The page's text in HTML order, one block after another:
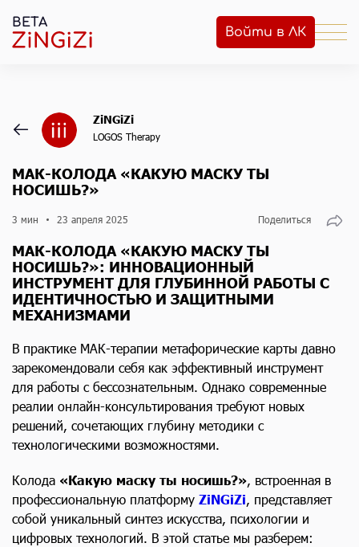
BETA
Войти в ЛК
ZiNGiZi
LOGOS Therapy
МАК-КОЛОДА «КАКУЮ МАСКУ ТЫ
НОСИШЬ?»
3 мин 23 апреля 2025 Поделиться
МАК-КОЛОДА «КАКУЮ МАСКУ ТЫ
НОСИШЬ?»: ИННОВАЦИОННЫЙ
ИНСТРУМЕНТ ДЛЯ ГЛУБИННОЙ РАБОТЫ С
ИДЕНТИЧНОСТЬЮ И ЗАЩИТНЫМИ
МЕХАНИЗМАМИ
В практике МАК-терапии метафорические карты давно
зарекомендовали себя как эффективный инструмент
для работы с бессознательным. Однако современные
реалии онлайн-консультирования требуют новых
решений, сочетающих глубину методики с
технологическими возможностями.
Колода «Какую маску ты носишь?» , встроенная в
профессиональную платформу ZiNGiZi , представляет
собой уникальный синтез искусства, психологии и
цифровых технологий. В этой статье мы разберем: